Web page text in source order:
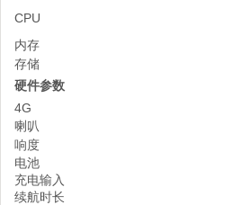
CPU
内存
存储
硬件参数
4G
喇叭
响度
电池
充电输入
续航时长